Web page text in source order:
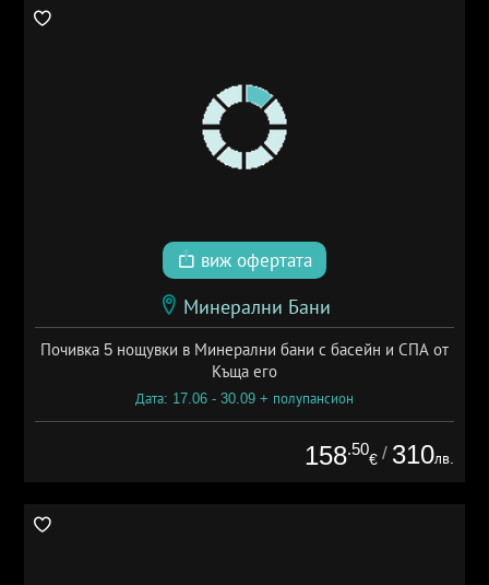
виж офертата
Минерални Бани
Почивка 5 нощувки в Минерални бани с басейн и СПА от
Къща его
Дата: 17.06 - 30.09 + полупансион
158.50
€ / 310лв.